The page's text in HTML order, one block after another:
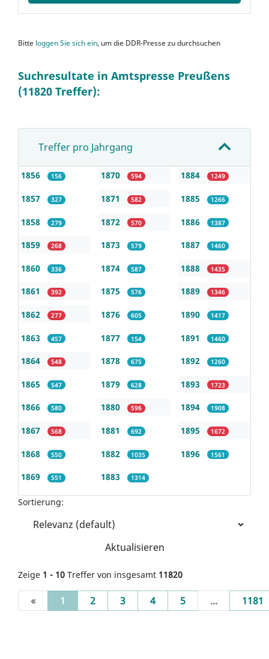
Bitte loggen Sie sich ein, um die DDR-Presse zu durchsuchen
Suchresultate in Amtspresse Preußens
(11820 Treffer):
Treffer pro Jahrgang
1856 156
1857 327
1858 279
1859 268
1860 336
1861 392
1862 277
1863 457
1864 548
1865 547
1866 580
1867 568
1868 550
1869 551
1870 594
1871 582
1872 570
1873 579
1874 587
1875 576
1876 605
1877 154
1878 675
1879 628
1880 596
1881 692
1882 1035
1883 1314
1884 1249
1885 1266
1886 1387
1887 1460
1888 1435
1889 1346
1890 1417
1891 1460
1892 1260
1893 1723
1894 1908
1895 1672
1896 1561
Sortierung:
Aktualisieren
Zeige 1 - 10 Treffer von insgesamt 11820
« 1 (current)
2 3 4 5 ... 1181